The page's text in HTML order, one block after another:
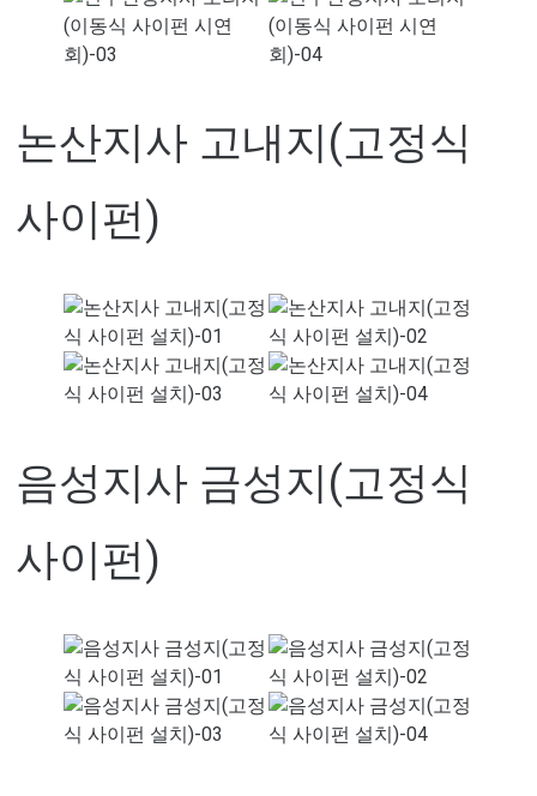
논산지사 고내지(고정식
사이펀)
음성지사 금성지(고정식
사이펀)